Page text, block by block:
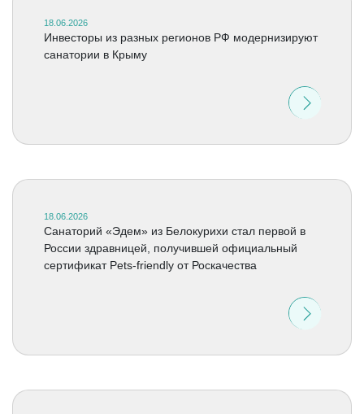
18.06.2026
Инвесторы из разных регионов РФ модернизируют
санатории в Крыму
18.06.2026
Санаторий «Эдем» из Белокурихи стал первой в
России здравницей, получившей официальный
сертификат Pets-friendly от Роскачества